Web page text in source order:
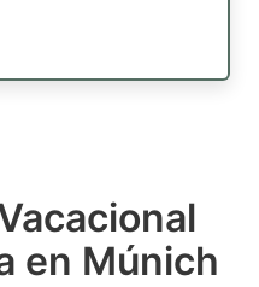
en Múnich